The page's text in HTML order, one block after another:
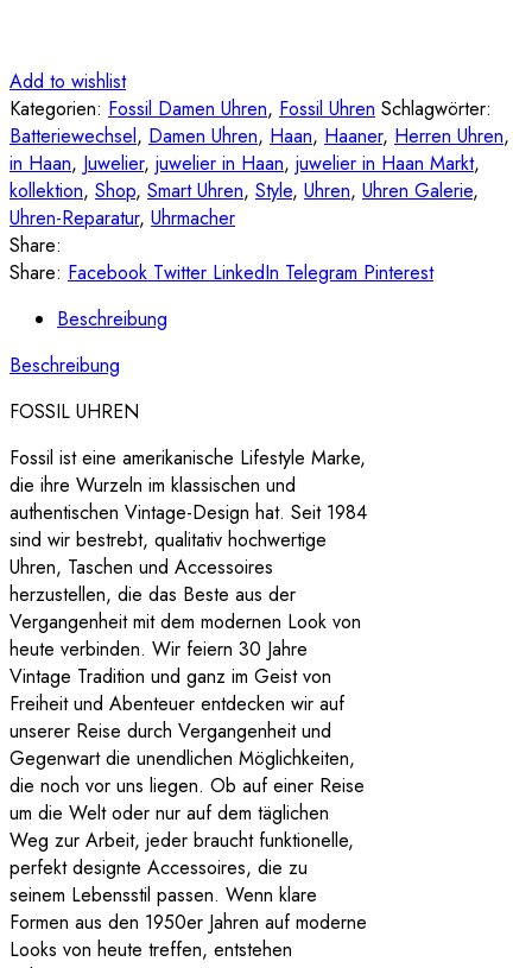
Add to wishlist
Kategorien: Fossil Damen Uhren, Fossil Uhren Schlagwörter:
Batteriewechsel, Damen Uhren, Haan, Haaner, Herren Uhren,
in Haan, Juwelier, juwelier in Haan, juwelier in Haan Markt,
kollektion, Shop, Smart Uhren, Style, Uhren, Uhren Galerie,
Uhren-Reparatur, Uhrmacher
Share:
Share: Facebook Twitter LinkedIn Telegram Pinterest
Beschreibung
Beschreibung
FOSSIL UHREN
Fossil ist eine amerikanische Lifestyle Marke,
die ihre Wurzeln im klassischen und
authentischen Vintage-Design hat. Seit 1984
sind wir bestrebt, qualitativ hochwertige
Uhren, Taschen und Accessoires
herzustellen, die das Beste aus der
Vergangenheit mit dem modernen Look von
heute verbinden. Wir feiern 30 Jahre
Vintage Tradition und ganz im Geist von
Freiheit und Abenteuer entdecken wir auf
unserer Reise durch Vergangenheit und
Gegenwart die unendlichen Möglichkeiten,
die noch vor uns liegen. Ob auf einer Reise
um die Welt oder nur auf dem täglichen
Weg zur Arbeit, jeder braucht funktionelle,
perfekt designte Accessoires, die zu
seinem Lebensstil passen. Wenn klare
Formen aus den 1950er Jahren auf moderne
Looks von heute treffen, entstehen